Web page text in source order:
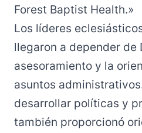
Forest Baptist Health.»
Los líderes
llegaron a depender de
asesoramiento y la
asuntos
desarrollar políticas y
también proporcionó